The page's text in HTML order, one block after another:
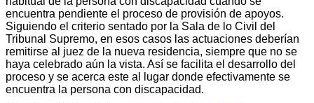
encuentra pendiente el proceso de provisión de apoyos.
Siguiendo el criterio sentado por la Sala de lo Civil del
Tribunal Supremo, en esos casos las actuaciones deberían
remitirse al juez de la nueva residencia, siempre que no se
haya celebrado aún la vista. Así se facilita el desarrollo del
proceso y se acerca este al lugar donde efectivamente se
encuentra la persona con discapacidad.